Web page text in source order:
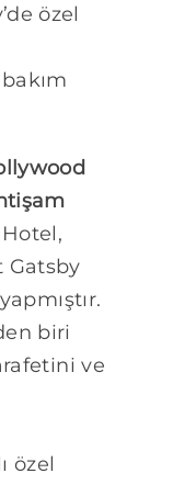
özel
Hotel,
Gatsby
biri
ve
özel